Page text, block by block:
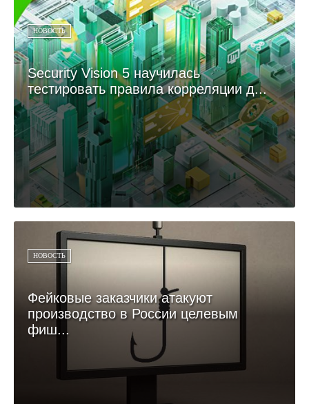
НОВОСТЬ
Security Vision 5 научилась
тестировать правила корреляции д...
НОВОСТЬ
Фейковые заказчики атакуют
производство в России целевым
фиш...